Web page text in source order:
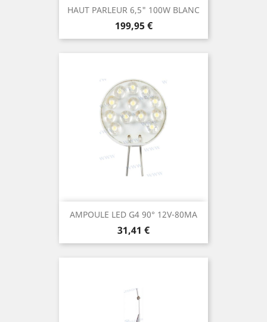
HAUT PARLEUR 6,5" 100W BLANC
Prix
199,95 €
AMPOULE LED G4 90° 12V-80MA
Prix
31,41 €